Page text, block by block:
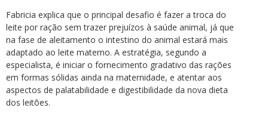
Fabricia explica que o principal desafio é fazer a troca do
leite por ração sem trazer prejuízos à saúde animal, já que
na fase de aleitamento o intestino do animal estará mais
adaptado ao leite materno. A estratégia, segundo a
especialista, é iniciar o fornecimento gradativo das rações
em formas sólidas ainda na maternidade, e atentar aos
aspectos de palatabilidade e digestibilidade da nova dieta
dos leitões.